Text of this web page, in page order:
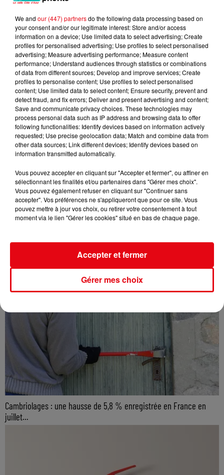
°C...
Cambriolages : une hausse de 5,8 % enregistrée en France en
juillet...
We and our (447) partnersdo the following data processing based on
your consent and/or our legitimate interest: Store and/or access
information on a device; Use limited data to select advertising; Create
profiles for personalised advertising; Use profiles to select personalised
advertising; Measure advertising performance; Measure content
performance; Understand audiences through statistics or combinations
of data from different sources; Develop and improve services; Create
profiles to personalise content; Use profiles to select personalised
content; Use limited data to select content; Ensure security, prevent and
detect fraud, and fix errors; Deliver and present advertising and content;
Save and communicate privacy choices. These technologies may
process personal data such as IP address and browsing data to offer
following functionalities: Identify devices based on information actively
requested; Use precise geolocation data; Match and combine data from
other data sources; Link different devices; Identify devices based on
information transmitted automatically.
Vous pouvez accepter en cliquant sur "Accepter et fermer", ou affiner en
sélectionnant les finalités et/ou partenaires dans "Gérer mes choix".
Vous pouvez également refuser en cliquant sur "Continuer sans
accepter". Vos préférences ne s'appliqueront que pour ce site. Vous
pouvez mettre à jour vos choix, ou retirer votre consentement à tout
moment via le lien "Gérer les cookies" situé en bas de chaque page.
Gérer mes choix
Accepter et fermer